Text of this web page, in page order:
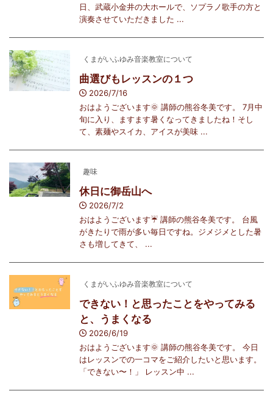
日、武蔵小金井の大ホールで、ソプラノ歌手の方と
演奏させていただきました ...
くまがいふゆみ音楽教室について
曲選びもレッスンの１つ
2026/7/16
おはようございます🌞 講師の熊谷冬美です。 7月中
旬に入り、ますます暑くなってきましたね！そし
て、素麺やスイカ、アイスが美味 ...
趣味
休日に御岳山へ
2026/7/2
おはようございます☔️ 講師の熊谷冬美です。 台風
がきたりで雨が多い毎日ですね。ジメジメとした暑
さも増してきて、 ...
くまがいふゆみ音楽教室について
できない！と思ったことをやってみる
と、うまくなる
2026/6/19
おはようございます🌞 講師の熊谷冬美です。 今日
はレッスンでの一コマをご紹介したいと思います。
「できない〜！」 レッスン中 ...